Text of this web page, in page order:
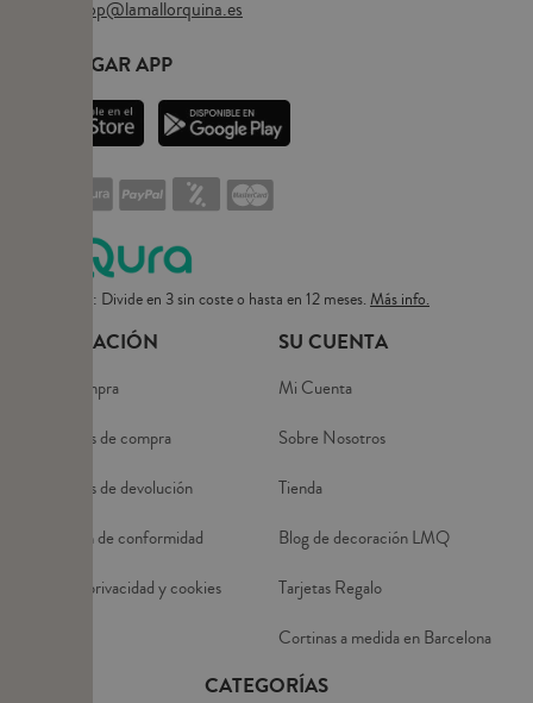
eshop@lamallorquina.es
DESCARGAR APP
Pago flexible: Divide en 3 sin coste o hasta en 12 meses. Más info.
INFORMACIÓN
Guía de compra
Condiciones de compra
Condiciones de devolución
Declaración de conformidad
Política de privacidad y cookies
SU CUENTA
Mi Cuenta
Sobre Nosotros
Tienda
Blog de decoración LMQ
Tarjetas Regalo
Cortinas a medida en Barcelona
CATEGORÍAS